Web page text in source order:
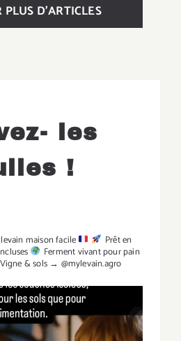
PLUS D’ARTICLES
les
!
maison facile Prêt en
Ferment vivant pour pain
Vigne & sols → @mylevain.agro